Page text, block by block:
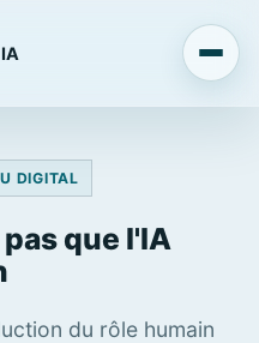
DIGITAL
que l'IA
du rôle humain